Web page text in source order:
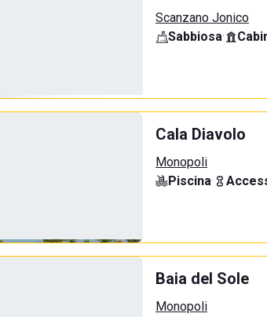
Scanzano Jonico
Sabbiosa·
Cala Diavolo
Monopoli
Piscina·
Baia del Sole
Monopoli